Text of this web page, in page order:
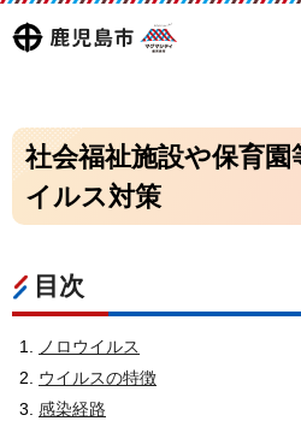
鹿児島
マグ
マシ
社会福祉施設や保育
イルス対策
目次
ノロウイルス
ウイルスの特徴
感染経路